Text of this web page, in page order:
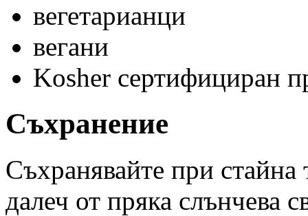
вегетарианци
вегани
Kosher сертифициран
Съхранение
Съхранявайте при стайна
далеч от пряка слънчева